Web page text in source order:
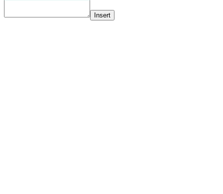
Insert